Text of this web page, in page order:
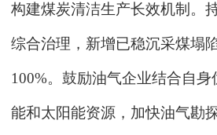
构建煤炭清洁生产长效机制。
综合治理，新增已稳沉采煤塌
100%。鼓励油气企业结合自
能和太阳能资源，加快油气勘